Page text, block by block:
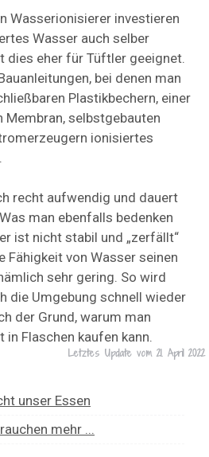
Wasserionisierer investieren
Wasser auch selber
dies eher für Tüftler geeignet.
bei denen man
Plastikbechern, einer
selbstgebauten
ionisiertes
recht aufwendig und dauert
man ebenfalls bedenken
ist nicht stabil und „zerfällt“
Fähigkeit von Wasser seinen
sehr gering. So wird
die Umgebung schnell wieder
der Grund, warum man
Flaschen kaufen kann.
Letztes Update vom 21. April 2022
unser Essen
mehr ...